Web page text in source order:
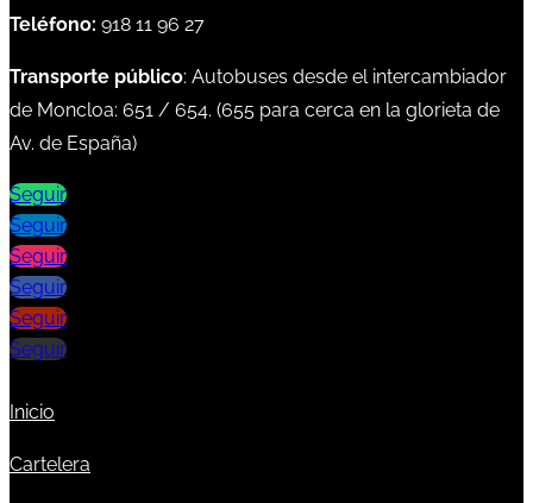
Teléfono: 918 11 96 27
Transporte público: Autobuses desde el intercambiador
de Moncloa: 651 / 654. (655 para cerca en la glorieta de
Av. de España)
Seguir
Seguir
Seguir
Seguir
Seguir
Seguir
Inicio
Cartelera